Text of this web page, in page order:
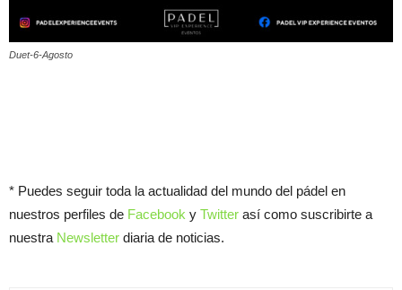
Duet-6-Agosto
* Puedes seguir toda la actualidad del mundo del pádel en
nuestros perfiles de Facebook y Twitter así como suscribirte a
nuestra Newsletter diaria de noticias.